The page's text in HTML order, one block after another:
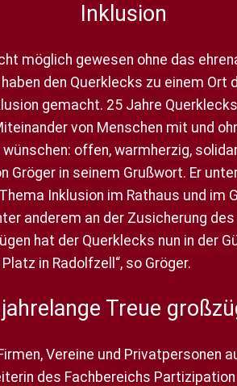
Inklusion
möglich gewesen ohne das
den Querklecks zu einem Ort
gemacht. 25 Jahre
von Menschen mit und
offen, warmherzig,
Gröger in seinem Grußwort. Er
Inklusion im Rathaus und im
anderem an der Zusicherung
hat der Querklecks nun in der
in Radolfzell“, so Gröger.
Treue
Vereine und Privatpersonen
des Fachbereichs